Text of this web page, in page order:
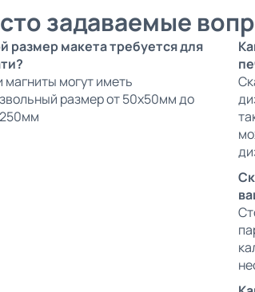
задаваемые
размер макета требуется для
могут иметь
размер от 50х50мм до